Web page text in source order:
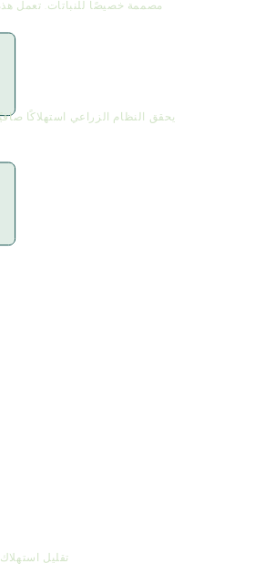
يحقق النظام الزراعي استهلاكًا
تقليل